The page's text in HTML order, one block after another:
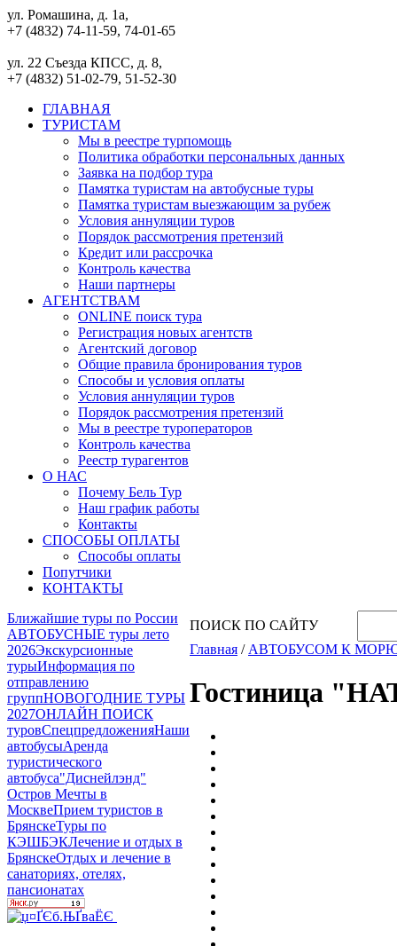
ул. Ромашина, д. 1а,
+7 (4832) 74-11-59, 74-01-65
ул. 22 Съезда КПСС, д. 8,
+7 (4832) 51-02-79, 51-52-30
ГЛАВНАЯ
ТУРИСТАМ
Мы в реестре турпомощь
Политика обработки персональных данных
Заявка на подбор тура
Памятка туристам на автобусные туры
Памятка туристам выезжающим за рубеж
Условия аннуляции туров
Порядок рассмотрения претензий
Кредит или рассрочка
Контроль качества
Наши партнеры
АГЕНТСТВАМ
ONLINE поиск тура
Регистрация новых агентств
Агентский договор
Общие правила бронирования туров
Способы и условия оплаты
Условия аннуляции туров
Порядок рассмотрения претензий
Мы в реестре туроператоров
Контроль качества
Реестр турагентов
О НАС
Почему Бель Тур
Наш график работы
Контакты
СПОСОБЫ ОПЛАТЫ
Способы оплаты
Попутчики
КОНТАКТЫ
Ближайшие туры по России
АВТОБУСНЫЕ туры лето
2026Экскурсионные
турыИнформация по
отправлению
группНОВОГОДНИЕ ТУРЫ
2027ОНЛАЙН ПОИСК
туровСпецпредложенияНаши
автобусыАренда
туристического
автобуса"Диснейлэнд"
Остров Мечты в
МосквеПрием туристов в
БрянскеТуры по
КЭШБЭКЛечение и отдых в
БрянскеОтдых и лечение в
санаториях, отелях,
пансионатах
ПОИСК ПО САЙТУ
Главная / АВТОБУСОМ К
Гостиница